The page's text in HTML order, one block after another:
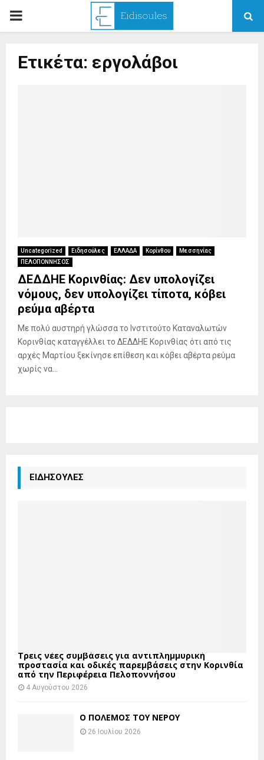
PRIMARY
Ετικέτα: εργολάβοι
Uncategorized Ειδησούλες ΕΛΛΑΔΑ Κορίνθου
Μεσσηνίας
ΠΕΛΟΠΟΝΝΗΣΟΣ
ΔΕΔΔΗΕ Κορινθίας: Δεν υπολογίζει
νόμους, δεν υπολογίζει τίποτα, κόβει
ρεύμα αβέρτα
Με πολύ αυστηρή γλώσσα το Ινστιτούτο Καταναλωτών
Κορινθίας καταγγέλλει το ΔΕΔΔΗΕ Κορινθίας ότι από τις
αρχές Μαρτίου ξεκίνησε επίθεση και κόβει αβέρτα ρεύμα
χωρίς να...
ΕΙΔΗΣΟΥΛΕΣ
Τρεις νέες συμβάσεις για αντιπλημμυρική
προστασία και οδικές παρεμβάσεις στην Κορινθία
από την Περιφέρεια Πελοποννήσου
4 Αυγούστου 2026
Ο ΠΟΛΕΜΟΣ ΤΟΥ ΝΕΡΟΥ
26 Ιουλίου 2026